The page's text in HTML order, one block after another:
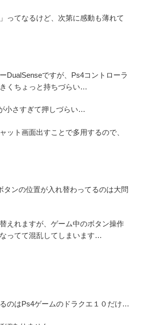
ってなるけど、次第に感動も薄れて
DualSenseですが、Ps4コントローラ
くちょっと持ちづらい…
小さすぎて押しづらい…
ット画面出すことで多用するので、
タンの位置が入れ替わってるのは大問
えれますが、ゲーム中のボタン操作
ってて混乱してしまいます…
のはPs4ゲームのドラクエ１０だけ…